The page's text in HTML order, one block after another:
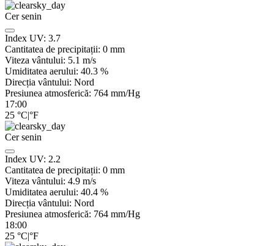
Cer senin
Index UV: 3.7
Cantitatea de precipitații: 0 mm
Viteza vântului: 5.1 m/s
Umiditatea aerului: 40.3 %
Direcția vântului: Nord
Presiunea atmosferică: 764 mm/Hg
17:00
25 °C|°F
Cer senin
Index UV: 2.2
Cantitatea de precipitații: 0 mm
Viteza vântului: 4.9 m/s
Umiditatea aerului: 40.4 %
Direcția vântului: Nord
Presiunea atmosferică: 764 mm/Hg
18:00
25 °C|°F